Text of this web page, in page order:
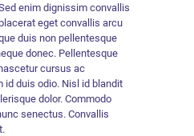
enim dignissim convallis
eget convallis arcu
duis non pellentesque
donec. Pellentesque
cursus ac
id duis odio. Nisl id blandit
dolor. Commodo
senectus. Convallis